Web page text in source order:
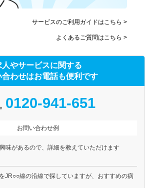
サービスのご利用ガイドはこちら >
よくあるご質問はこちら >
人やサービスに関する
合わせはお電話も便利です
0120-941-651
お問い合わせ例
味があるので、詳細を教えていただけます
JR○○線の沿線で探していますが、おすすめの病